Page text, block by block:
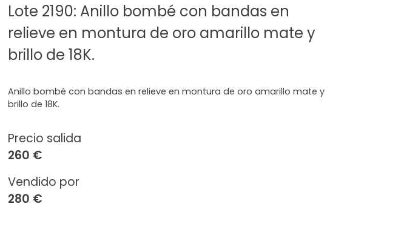
Lote 2190: Anillo bombé con bandas en
relieve en montura de oro amarillo mate y
brillo de 18K.
Precio salida
260 €
Vendido por
280 €
Anillo bombé con bandas en relieve en montura de oro amarillo mate y
brillo de 18K.